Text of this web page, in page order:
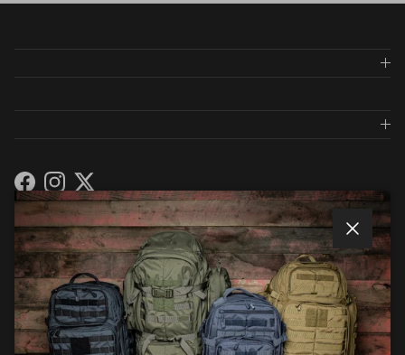
Facebook
Instagram
Twitter
メールマガジンに登録しましょう
メールマガジンでは、入荷や商品紹介のお知らせ等
が一早く届きます。
閉じる